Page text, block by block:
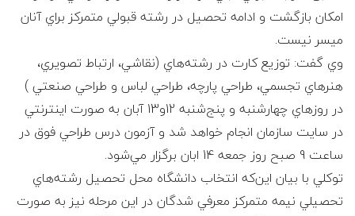
ک
ا
ی
ل
ا
امكان بازگشت و ادامه تحصيل در رشته قبولي متمركز براي آنان
ميسر نيست.
وي گفت: توزيع كارت در رشته‌هاي (نقاشي، ارتباط تصويري،
هنرهاي تجسمي، طراحي پارچه، طراحي لباس و طراحي صنعتي )
در روزهاي چهارشنبه و پنج‌شنبه 12و13 آبان به صورت اينترنتي
در سايت سازمان انجام خواهد شد و آزمون درس طراحي فوق در
ساعت 9 صبح روز جمعه 14 ابان برگزار مي‌شود.
توكلي با بيان اين‌كه انتخاب دانشگاه محل تحصيل رشته‌هاي
تحصيلي نيمه ‌متمركز معرفي شدگان در اين مرحله نيز به ‌صورت